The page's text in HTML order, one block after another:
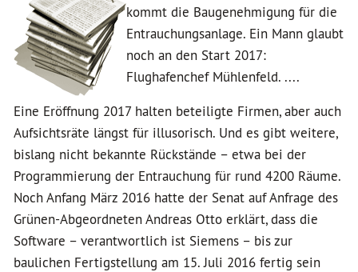
kommt die Baugenehmigung für die
Entrauchungsanlage. Ein Mann glaubt
noch an den Start 2017:
Flughafenchef Mühlenfeld. ....
Eine Eröffnung 2017 halten beteiligte Firmen, aber auch
Aufsichtsräte längst für illusorisch. Und es gibt weitere,
bislang nicht bekannte Rückstände – etwa bei der
Programmierung der Entrauchung für rund 4200 Räume.
Noch Anfang März 2016 hatte der Senat auf Anfrage des
Grünen-Abgeordneten Andreas Otto erklärt, dass die
Software – verantwortlich ist Siemens – bis zur
baulichen Fertigstellung am 15. Juli 2016 fertig sein